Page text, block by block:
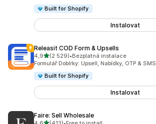
Built for Shopify
Instalovat
Releasit COD Form & Upsells
4,9z 5 hvězd
(2 529)
Celkový počet recenzí: 2529
•Bezplatná instalace
Formulář Dobírky: Upsell, Nabídky, OTP & SMS
Built for Shopify
Instalovat
Faire: Sell Wholesale
z 5 hvězd